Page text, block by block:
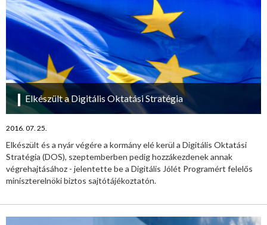
Elkészült a Digitális Oktatási Stratégia
2016. 07. 25.
Elkészült és a nyár végére a kormány elé kerül a Digitális Oktatási
Stratégia (DOS), szeptemberben pedig hozzákezdenek annak
végrehajtásához - jelentette be a Digitális Jólét Programért felelős
miniszterelnöki biztos sajtótájékoztatón.